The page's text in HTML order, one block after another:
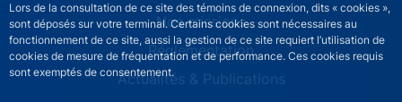
Lors de la consultation de ce site des témoins de connexion, dits « cookies »,
sont déposés sur votre terminal. Certains cookies sont nécessaires au
fonctionnement de ce site, aussi la gestion de ce site requiert l’utilisation de
cookies de mesure de fréquentation et de performance. Ces cookies requis
sont exemptés de consentement.
Nos missions
Réglementation
Actualités & Publications